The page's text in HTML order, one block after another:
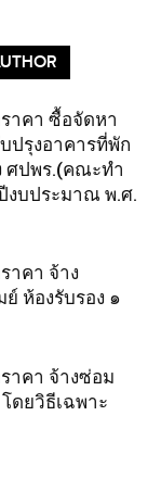
าคา ซื้อจัดหา
ปรุงอาคารที่พัก
ศปพร.(คณะทำ
งบประมาณ พ.ศ.
าคา จ้าง
ห้องรับรอง ๑
าคา จ้างซ่อม
ดยวิธีเฉพาะ